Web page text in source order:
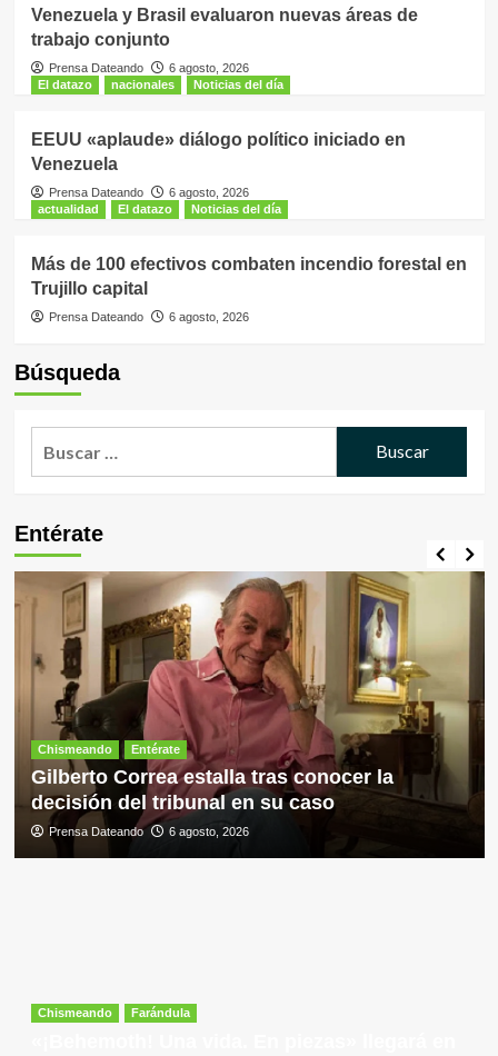
Venezuela y Brasil evaluaron nuevas áreas de
trabajo conjunto
Prensa Dateando
6 agosto, 2026
El datazo
nacionales Noticias del día
EEUU «aplaude» diálogo político iniciado en
Venezuela
Prensa Dateando
6 agosto, 2026
actualidad
El datazo Noticias del día
Más de 100 efectivos combaten incendio forestal en
Trujillo capital
Prensa Dateando 6 agosto, 2026
Búsqueda
Entérate
Chismeando Entérate
Gilberto Correa estalla tras conocer la
decisión del tribunal en su caso
Prensa Dateando 6 agosto, 2026
Chismeando Farándula